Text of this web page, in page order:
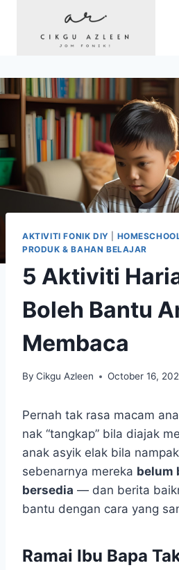
AKTIVITI FONIK DIY
PRODUK & BAHAN BELAJAR
5 Aktiviti
Boleh Bantu
Membaca
By Cikgu Azleen October 16,
Pernah tak rasa macam
nak “tangkap” bila diajak
anak asyik elak bila
sebenarnya mereka belum
bersedia — dan berita
bantu dengan cara yang
Ramai Ibu Bapa